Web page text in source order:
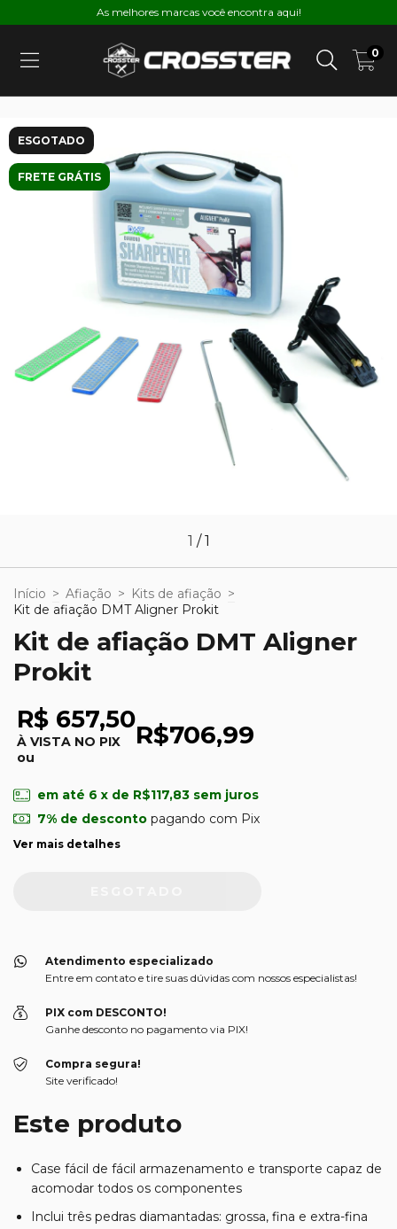
As melhores marcas você encontra aqui!
0
ESGOTADO
FRETE GRÁTIS
1 /1
Início > Afiação > Kits de afiação >
Kit de afiação DMT Aligner Prokit
Kit de afiação DMT Aligner
Prokit
R$ 657,50
À VISTA NO PIX
ou
R$706,99
em até 6 x de R$117,83 sem juros
7% de descontopagando com Pix
Ver mais detalhes
Atendimento especializado
Entre em contato e tire suas dúvidas com nossos especialistas!
PIX com DESCONTO!
Ganhe desconto no pagamento via PIX!
Compra segura!
Site verificado!
Este produto
Case fácil de fácil armazenamento e transporte capaz de
acomodar todos os componentes
Inclui três pedras diamantadas: grossa, fina e extra-fina